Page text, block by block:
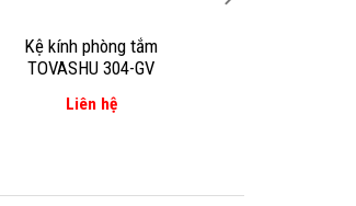
Kệ kính phòng tắm
TOVASHU 304-GV
Liên hệ